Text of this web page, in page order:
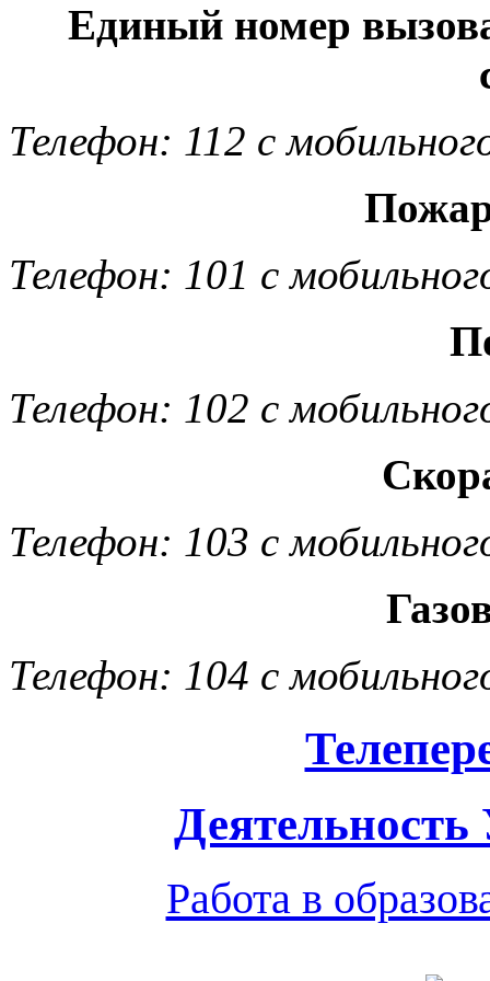
Единый номер
Телефон: 112 с
Телефон: 101 с
Телефон: 102 с
Телефон: 103 с
Телефон: 104 с
Работа в